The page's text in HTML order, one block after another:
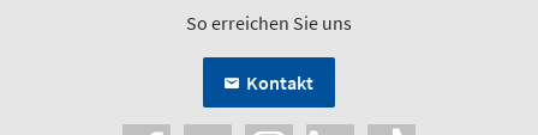
So erreichen Sie uns
Kontakt